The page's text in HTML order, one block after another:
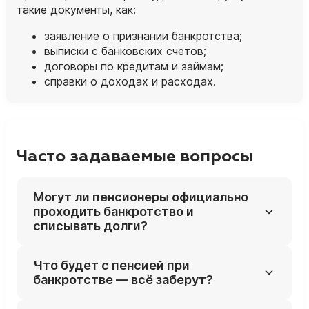
такие документы, как:
заявление о признании банкротства;
выписки с банковских счетов;
договоры по кредитам и займам;
справки о доходах и расходах.
Часто задаваемые вопросы
Могут ли пенсионеры официально
проходить банкротство и
списывать долги?
банкротство на общих основаниях, возраст
не является препятствием. Процедура для
Что будет с пенсией при
банкротстве — всё заберут?